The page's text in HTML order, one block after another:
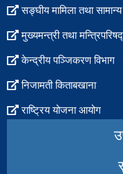
सङ्घीय मामिला तथा
मुख्यमन्त्री तथा
केन्द्रीय पञ्जिकरण विभाग
निजामती किताबखाना
राष्ट्रिय योजना आयोग